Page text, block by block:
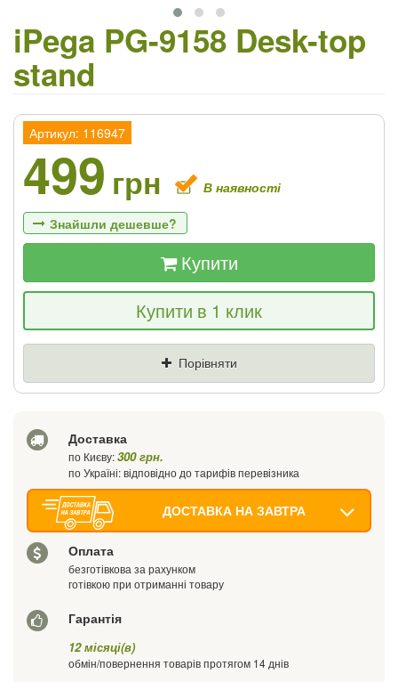
iPega PG-9158 Desk-top
stand
Артикул: 116947
499 грн В наявності
Знайшли дешевше?
Якщо Ви знайдете товар дешевше - ми
знизимо ціну і подаруємо % від різниці
Купити
Купити в 1 клик
Порівняти
Доставка
по Києву:300 грн.
по Україні: відповідно до тарифів перевізника
ДОСТАВКА НА ЗАВТРА
Оплата
безготівкова за рахунком
готівкою при отриманні товару
Гарантія
12 місяці(в)
обмін/повернення товарів протягом 14 днів